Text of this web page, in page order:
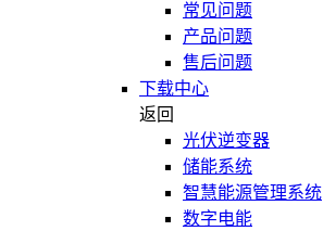
常见问题
产品问题
售后问题
下载中心
返回
光伏逆变器
储能系统
智慧能源管理系统
数字电能